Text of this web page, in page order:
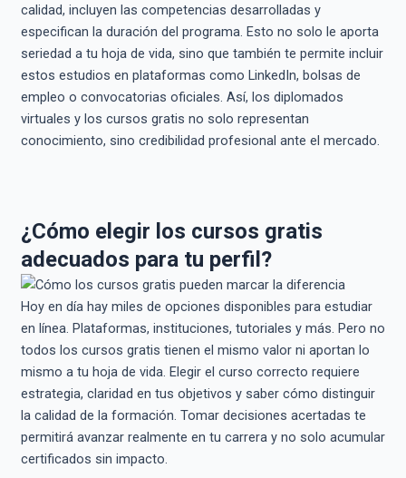
calidad, incluyen las competencias desarrolladas y
especifican la duración del programa. Esto no solo le aporta
seriedad a tu hoja de vida, sino que también te permite incluir
estos estudios en plataformas como LinkedIn, bolsas de
empleo o convocatorias oficiales. Así, los diplomados
virtuales y los cursos gratis no solo representan
conocimiento, sino credibilidad profesional ante el mercado.
¿Cómo elegir los cursos gratis
adecuados para tu perfil?
Hoy en día hay miles de opciones disponibles para estudiar
en línea. Plataformas, instituciones, tutoriales y más. Pero no
todos los cursos gratis tienen el mismo valor ni aportan lo
mismo a tu hoja de vida. Elegir el curso correcto requiere
estrategia, claridad en tus objetivos y saber cómo distinguir
la calidad de la formación. Tomar decisiones acertadas te
permitirá avanzar realmente en tu carrera y no solo acumular
certificados sin impacto.